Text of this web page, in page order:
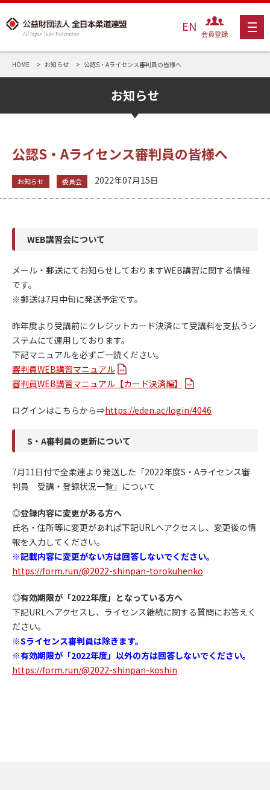
EN 会員登録
HOME お知らせ 公認S・Aライセンス審判員の皆様へ
お知らせ
公認S・Aライセンス審判員の皆様へ
お知らせ 委員会 2022年07月15日
WEB講習会について
メール・郵送にてお知らせしておりますWEB講習に関する情報
です。
※郵送は7月中旬に発送予定です。
昨年度より受講前にクレジットカード決済にて受講料を支払うシ
ステムにて運用しております。
下記マニュアルを必ずご一読ください。
審判員WEB講習マニュアル
審判員WEB講習マニュアル【カード決済編】
ログインはこちらから⇒https://eden.ac/login/4046
S・A審判員の更新について
7月11日付で全柔連より発送した「2022年度S・Aライセンス審
判員 受講・登録状況一覧」について
◎登録内容に変更がある方へ
氏名・住所等に変更があれば下記URLへアクセスし、変更後の情
報を入力してください。
※記載内容に変更がない方は回答しないでください。
https://form.run/@2022-shinpan-torokuhenko
◎有効期限が「2022年度」となっている方へ
下記URLへアクセスし、ライセンス継続に関する質問にお答えく
ださい。
※Sライセンス審判員は除きます。
※有効期限が「2022年度」以外の方は回答しないでください。
https://form.run/@2022-shinpan-koshin